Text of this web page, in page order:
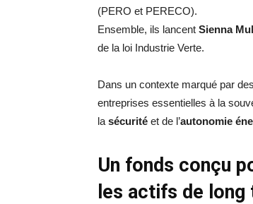
(PERO et PERECO).
Ensemble, ils lancent Sienna
de la loi Industrie Verte.
Dans un contexte marqué par
entreprises essentielles à la
la sécurité et de l’autonomie
Un fonds conçu
les actifs de long